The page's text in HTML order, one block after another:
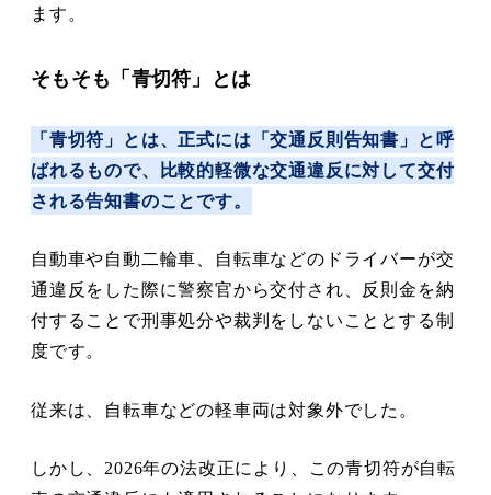
ます。
そもそも「青切符」とは
「青切符」とは、正式には「交通反則告知書」と呼
ばれるもので、比較的軽微な交通違反に対して交付
される告知書のことです。
自動車や自動二輪車、自転車などのドライバーが交
通違反をした際に警察官から交付され、反則金を納
付することで刑事処分や裁判をしないこととする制
度です。
従来は、自転車などの軽車両は対象外でした。
しかし、2026年の法改正により、この青切符が自転